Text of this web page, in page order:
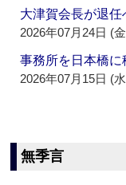
大津賀会長が退
2026年07月24日 (
事務所を日本橋
2026年07月15日 (
無季言